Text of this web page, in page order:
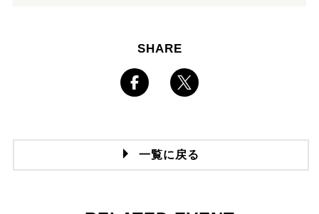
SHARE
一覧に戻る